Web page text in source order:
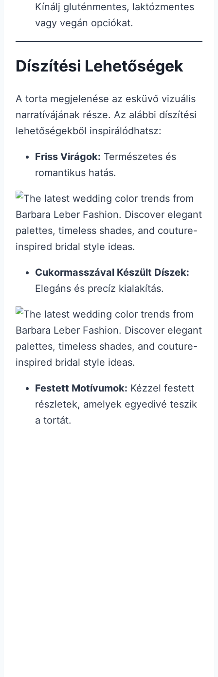
Kínálj gluténmentes, laktózmentes
vagy vegán opciókat.
Díszítési Lehetőségek
A torta megjelenése az esküvő vizuális
narratívájának része. Az alábbi díszítési
lehetőségekből inspirálódhatsz:
Friss Virágok: Természetes és
romantikus hatás.
Cukormasszával Készült Díszek:
Elegáns és precíz kialakítás.
Festett Motívumok: Kézzel festett
részletek, amelyek egyedivé teszik
a tortát.